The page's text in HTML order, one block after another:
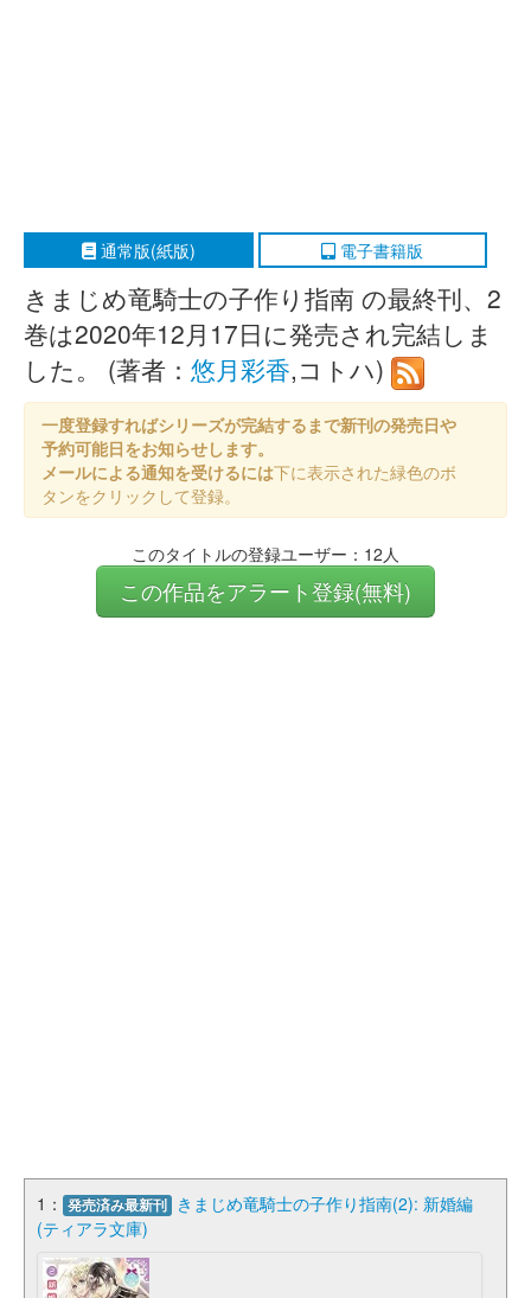
通常版(紙版) 電子書籍版
きまじめ竜騎士の子作り指南 の最終刊、2
巻は2020年12月17日に発売され完結しま
した。 (著者： 悠月彩香,コトハ)
一度登録すればシリーズが完結するまで新刊の発売日や
予約可能日をお知らせします。
メールによる通知を受けるには下に表示された緑色のボ
タンをクリックして登録。
このタイトルの登録ユーザー：12人
この作品をアラート登録(無料)
1： 発売済み最新刊 きまじめ竜騎士の子作り指南(2): 新婚編
(ティアラ文庫)